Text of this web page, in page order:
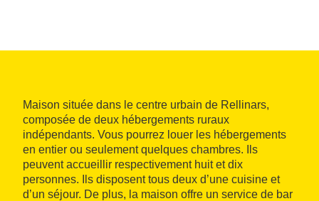
Maison située dans le centre urbain de Rellinars,
composée de deux hébergements ruraux
indépendants. Vous pourrez louer les hébergements
en entier ou seulement quelques chambres. Ils
peuvent accueillir respectivement huit et dix
personnes. Ils disposent tous deux d’une cuisine et
d’un séjour. De plus, la maison offre un service de bar